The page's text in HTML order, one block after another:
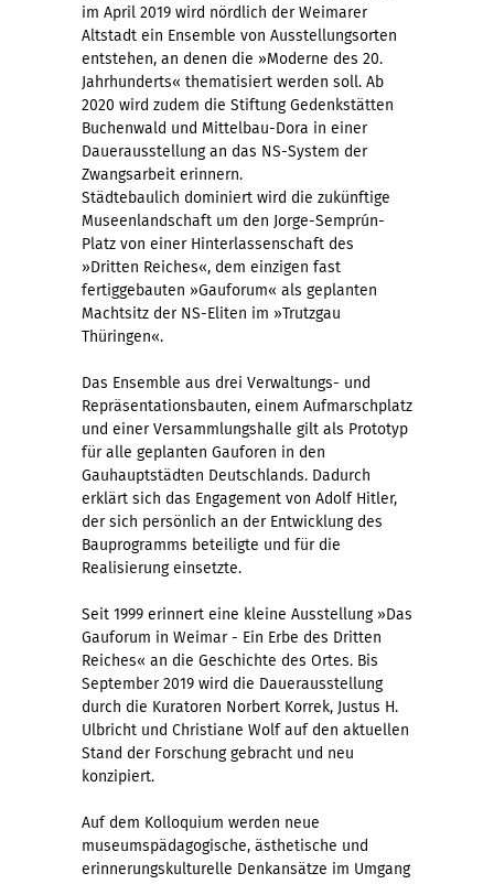
im April 2019 wird nördlich der Weimarer
Altstadt ein Ensemble von Ausstellungsorten
entstehen, an denen die »Moderne des 20.
Jahrhunderts« thematisiert werden soll. Ab
2020 wird zudem die Stiftung Gedenkstätten
Buchenwald und Mittelbau-Dora in einer
Dauerausstellung an das NS-System der
Zwangsarbeit erinnern.
Städtebaulich dominiert wird die zukünftige
Museenlandschaft um den Jorge-Semprún-
Platz von einer Hinterlassenschaft des
»Dritten Reiches«, dem einzigen fast
fertiggebauten »Gauforum« als geplanten
Machtsitz der NS-Eliten im »Trutzgau
Thüringen«.
Das Ensemble aus drei Verwaltungs- und
Repräsentationsbauten, einem Aufmarschplatz
und einer Versammlungshalle gilt als Prototyp
für alle geplanten Gauforen in den
Gauhauptstädten Deutschlands. Dadurch
erklärt sich das Engagement von Adolf Hitler,
der sich persönlich an der Entwicklung des
Bauprogramms beteiligte und für die
Realisierung einsetzte.
Seit 1999 erinnert eine kleine Ausstellung »Das
Gauforum in Weimar - Ein Erbe des Dritten
Reiches« an die Geschichte des Ortes. Bis
September 2019 wird die Dauerausstellung
durch die Kuratoren Norbert Korrek, Justus H.
Ulbricht und Christiane Wolf auf den aktuellen
Stand der Forschung gebracht und neu
konzipiert.
Auf dem Kolloquium werden neue
museumspädagogische, ästhetische und
erinnerungskulturelle Denkansätze im Umgang